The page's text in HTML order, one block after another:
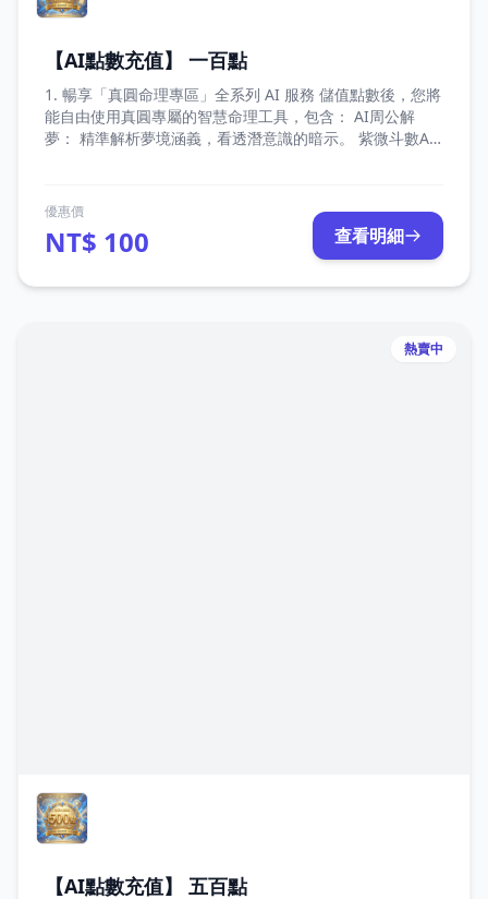
【AI點數充值】 一百點
1. 暢享「真圓命理專區」全系列 AI 服務 儲值點數後，您將
能自由使用真圓專屬的智慧命理工具，包含： AI周公解
夢： 精準解析夢境涵義，看透潛意識的暗示。 紫微斗數AI
指引。 未來擴充特權： 點數支援未來所有即將上線的「真
圓 AI 專案」，一次儲值，持續享受最新服務。 2. 點數價值
1 : 1 等同新台幣，消費最透明 點數與新台幣（NTD）的兌
直觀、最安心的方式體驗我們的命理服務。
優惠價
NT$ 100 查看明細
熱賣中
【AI點數充值】 五百點